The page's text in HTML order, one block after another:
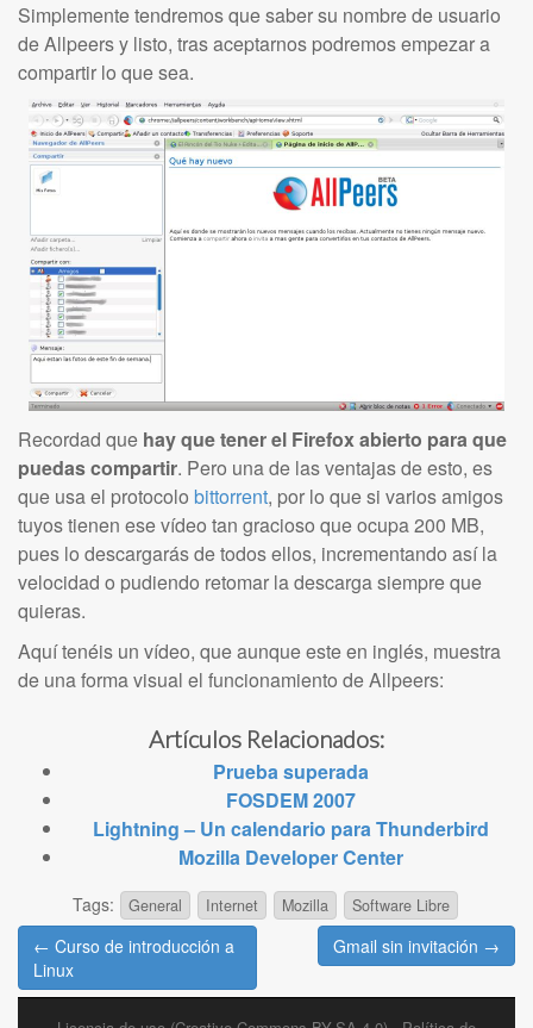
Simplemente tendremos que saber su nombre de usuario
de Allpeers y listo, tras aceptarnos podremos empezar a
compartir lo que sea.
Recordad que hay que tener el Firefox abierto para que
puedas compartir. Pero una de las ventajas de esto, es
que usa el protocolo bittorrent, por lo que si varios amigos
tuyos tienen ese vídeo tan gracioso que ocupa 200 MB,
pues lo descargarás de todos ellos, incrementando así la
velocidad o pudiendo retomar la descarga siempre que
quieras.
Aquí tenéis un vídeo, que aunque este en inglés, muestra
de una forma visual el funcionamiento de Allpeers:
Artículos Relacionados:
Prueba superada
FOSDEM 2007
Lightning – Un calendario para Thunderbird
Mozilla Developer Center
Tags: General Internet Mozilla Software Libre
Post
navigation
← Curso de introducción a
Linux
Gmail sin invitación →